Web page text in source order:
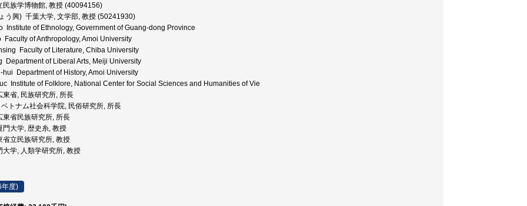
族学博物館, 教授 (40094156)
う興) 千葉大学, 文学部, 教授 (50241930)
Institute of Ethnology, Government of Guang-dong Province
Faculty of Anthropology, Amoi University
Faculty of Literature, Chiba University
Department of Liberal Arts, Meiji University
hui Department of History, Amoi University
Institute of Folklore, National Center for Social Sciences and Humanities of Vie
省, 民族研究所, 所長
トナム社会科学院, 民俗研究所, 所長
省民族研究所, 所長
大学, 歴史糸, 教授
立民族研究所, 教授
学, 人類学研究所, 教授
年度)